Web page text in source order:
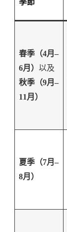
季節
春季（4月–
6月） 以及
秋季（9月–
11月）
夏季（7月–
8月）